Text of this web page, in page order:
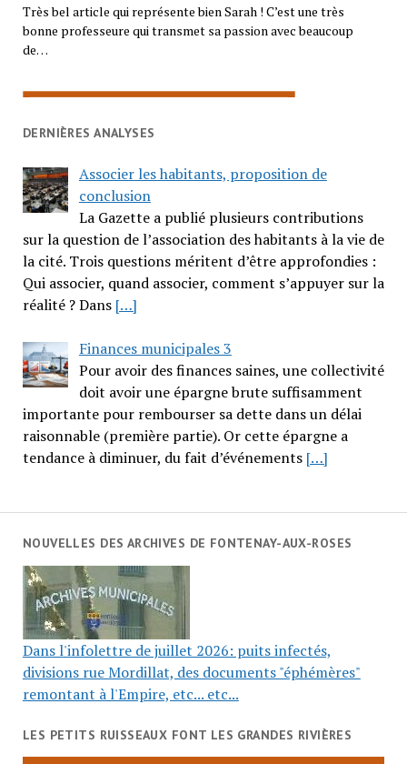
Très bel article qui représente bien Sarah ! C’est une très
bonne professeure qui transmet sa passion avec beaucoup
de…
DERNIÈRES ANALYSES
Associer les habitants, proposition de
conclusion
La Gazette a publié plusieurs contributions
sur la question de l’association des habitants à la vie de
la cité. Trois questions méritent d’être approfondies :
Qui associer, quand associer, comment s’appuyer sur la
réalité ? Dans […]
Finances municipales 3
Pour avoir des finances saines, une collectivité
doit avoir une épargne brute suffisamment
importante pour rembourser sa dette dans un délai
raisonnable (première partie). Or cette épargne a
tendance à diminuer, du fait d’événements […]
NOUVELLES DES ARCHIVES DE FONTENAY-AUX-ROSES
Dans l'infolettre de juillet 2026: puits infectés,
divisions rue Mordillat, des documents "éphémères"
remontant à l'Empire, etc... etc...
LES PETITS RUISSEAUX FONT LES GRANDES RIVIÈRES